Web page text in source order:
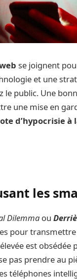
se joignent
et une
public. Une
une mise en
d’hypocrisie à
les
Dilemma ou
pour
est
pas prendre au
téléphones